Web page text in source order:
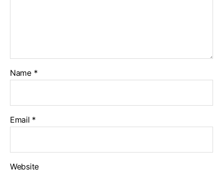
Name *
Email *
Website